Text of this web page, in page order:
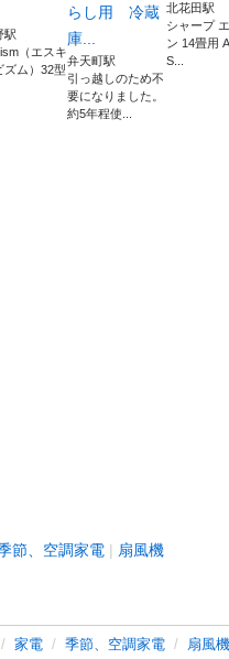
駅
（エスキ
ズム）32型
らし用 冷蔵
庫...
弁天町駅
引っ越しのため不
要になりました。
約5年程使...
北花田駅
シャープ
ン 14畳用
S...
節、空調家電 扇風機
家電 季節、空調家電 扇風機